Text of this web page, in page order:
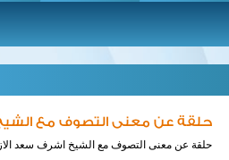
حلقة عن معنى التصوف مع
حلقة عن معنى التصوف مع الشيخ اشرف سعد